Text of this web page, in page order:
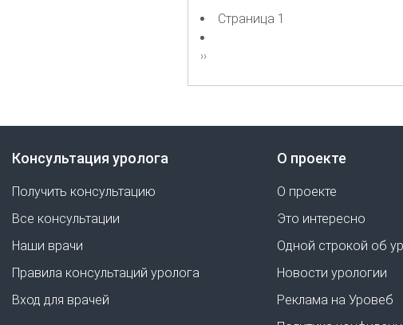
Нумерация
страниц
Страница 1
Следующая
››
Консультация уролога
Получить консультацию
Все консультации
Наши врачи
Правила консультаций уролога
Вход для врачей
О проекте
О проекте
Это интересно
Одной строкой об
Новости урологии
Реклама на Уровеб